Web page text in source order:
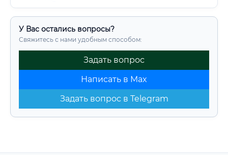
У Вас остались вопросы?
Свяжитесь с нами удобным способом:
Задать вопрос
Написать в Max
Задать вопрос в Telegram